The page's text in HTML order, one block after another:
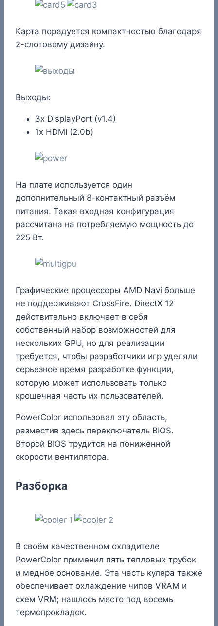
Карта порадуется компактностью благодаря
2-слотовому дизайну.
Выходы:
3x DisplayPort (v1.4)
1x HDMI (2.0b)
На плате используется один
дополнительный 8-контактный разъём
питания. Такая входная конфигурация
рассчитана на потребляемую мощность до
225 Вт.
Графические процессоры AMD Navi больше
не поддерживают CrossFire. DirectX 12
действительно включает в себя
собственный набор возможностей для
нескольких GPU, но для реализации
требуется, чтобы разработчики игр уделяли
серьезное время разработке функции,
которую может использовать только
крошечная часть их пользователей.
PowerColor использовал эту область,
разместив здесь переключатель BIOS.
Второй BIOS трудится на пониженной
скорости вентилятора.
Разборка
В своём качественном охладителе
PowerColor применил пять тепловых трубок
и медное основание. Эта часть кулера также
обеспечивает охлаждение чипов VRAM и
схем VRM; нашлось место под восемь
термопрокладок.